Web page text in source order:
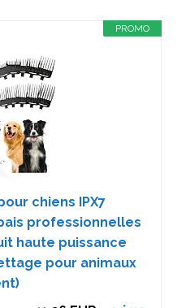
PROMO
chiens IPX7
professionnelles
haute puissance
pour animaux